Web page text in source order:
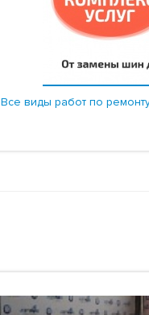
Все виды работ по